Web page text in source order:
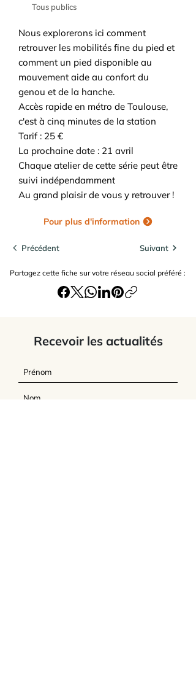
Tous publics
Nous explorerons ici comment
retrouver les mobilités fine du pied et
comment un pied disponible au
mouvement aide au confort du
genou et de la hanche.
Accès rapide en métro de Toulouse,
c'est à cinq minutes de la station
Tarif : 25 €
La prochaine date : 21 avril
Chaque atelier de cette série peut être
suivi indépendamment
Au grand plaisir de vous y retrouver !
Pour plus d'information
Précédent Suivant
Partagez cette fiche sur votre réseau social préféré :
Recevoir les actualités